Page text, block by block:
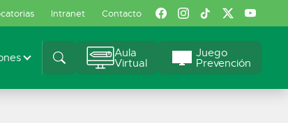
Intranet Contacto
Aula
Virtual
Juego
Prevención